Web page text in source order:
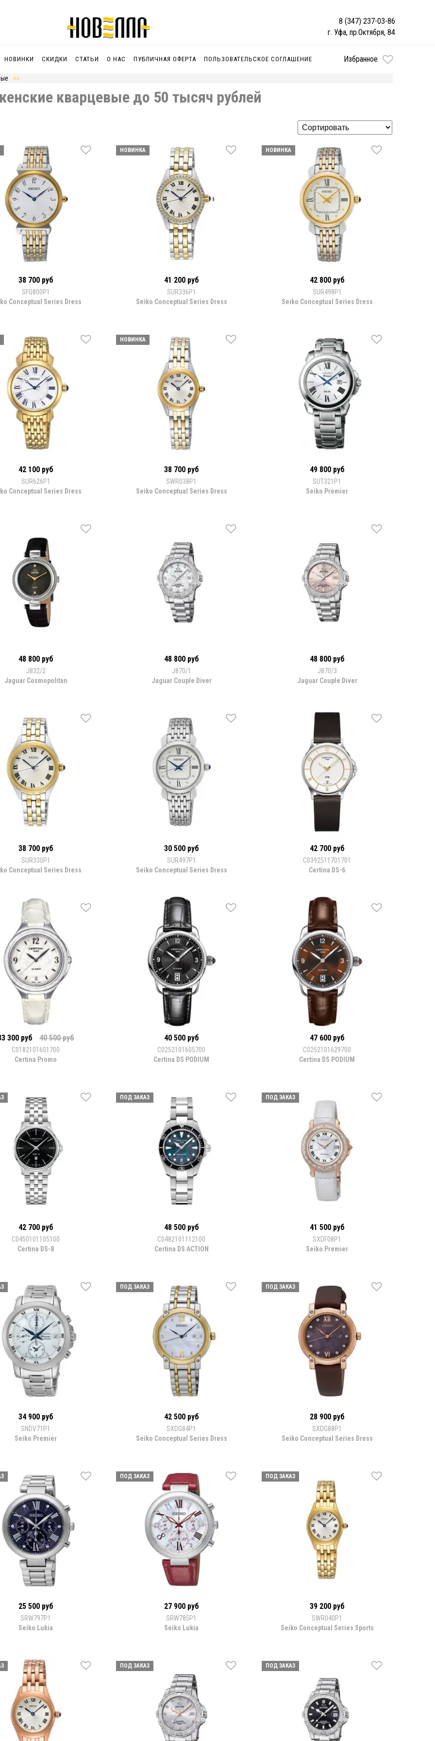
8 (347) 237-03-86
г. Уфа, пр.Октября, 84
НОВИНКИ СКИДКИ СТАТЬИ О НАС ПУБЛИЧНАЯ ОФЕРТА ПОЛЬЗОВАТЕЛЬСКОЕ СОГЛАШЕНИЕ Избранное
кварцевые до 50 тысяч рублей
38 700 руб
SFQ800P1
Conceptual Series Dress
НОВИНКА
41 200 руб
SUR336P1
Seiko Conceptual Series Dress
НОВИНКА
42 800 руб
SUR498P1
Seiko Conceptual Series Dress
42 100 руб
SUR626P1
Conceptual Series Dress
НОВИНКА
38 700 руб
SWR038P1
Seiko Conceptual Series Dress
49 800 руб
SUT321P1
Seiko Premier
48 800 руб
J832/2
Jaguar Cosmopolitan
48 800 руб
J870/1
Jaguar Couple Diver
48 800 руб
J870/3
Jaguar Couple Diver
38 700 руб
SUR330P1
Conceptual Series Dress
30 500 руб
SUR497P1
Seiko Conceptual Series Dress
42 700 руб
С0392511701701
Certina DS-6
300 руб 40 500 руб
C0182101601700
Certina Promo
40 500 руб
C0252101605700
Certina DS PODIUM
47 600 руб
C0252101629700
Certina DS PODIUM
42 700 руб
С0450101105100
Certina DS-8
ПОД ЗАКАЗ
48 500 руб
С0482101112100
Certina DS ACTION
ПОД ЗАКАЗ
41 500 руб
SXDF08P1
Seiko Premier
34 900 руб
SNDV71P1
Seiko Premier
ПОД ЗАКАЗ
42 500 руб
SXDG84P1
Seiko Conceptual Series Dress
ПОД ЗАКАЗ
28 900 руб
SXDG88P1
Seiko Conceptual Series Dress
25 500 руб
SRW797P1
Seiko Lukia
ПОД ЗАКАЗ
27 900 руб
SRW785P1
Seiko Lukia
ПОД ЗАКАЗ
39 200 руб
SWR040P1
Seiko Conceptual Series Sports
ПОД ЗАКАЗ ПОД ЗАКАЗ